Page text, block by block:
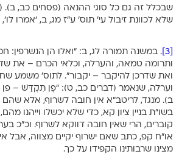
שבכלל זה גם כל סוגי ההנאה (פסחים כב, ב).
שלא לכוונת זיבול עי’ תוס’ ע”ז מג, ב, ‘אמרו
. במשנה תמורה לג, ב: “ואלו הן הנשרפין:
ותרומה טמאה, והערלה, וכלאי הכרם – את
ואת שדרכן להיקבר – יקבור”. לתוס’ משמע
וערלה, שנאמר (דברים כב, ט): “פֶּן תִּקְדַּשׁ – פן
ב). מנגד, לריטב”א אין חובה לשרוף, אלא שהם
בשו”ת בניין ציון קא, כדי שלא יכשלו וייהנו
קוברים, הרי שאין חובה דווקא לשרוף. וכ”כ
או”ח קפ, כתב שאם ישרוף יקיים מצווה, אבל
מצינו שרבותינו הקפידו על כך.